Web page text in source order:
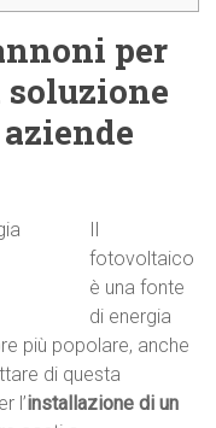
per
fotovoltaico
è una fonte
di energia
più popolare, anche
di questa
l’installazione di un